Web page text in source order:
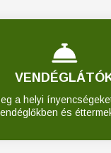
a helyi
és